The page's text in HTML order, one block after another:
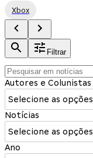
Xbox
Filtrar
Autores e Colunistas
Selecione as opções
Notícias
Selecione as opções
Ano